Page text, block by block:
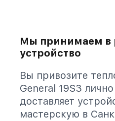
Мы принимаем в
устройство
Вы привозите
General 19S3
доставляет
мастерскую в